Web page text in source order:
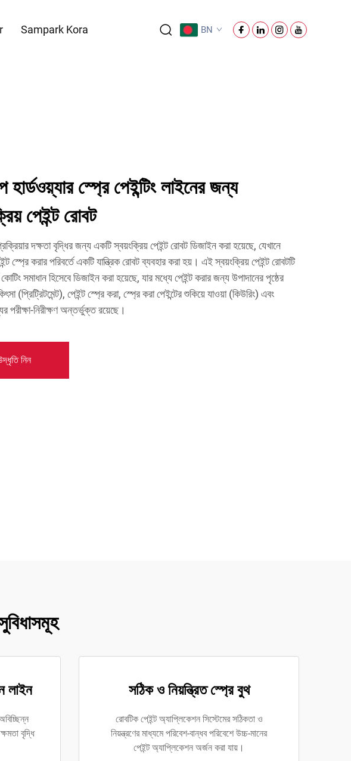
Sampark Kora BN
হার্ডওয়্যার স্প্রে পেইন্টিং লাইনের জন্য
পেইন্ট রোবট
দক্ষতা বৃদ্ধির জন্য একটি স্বয়ংক্রিয় পেইন্ট রোবট ডিজাইন করা হয়েছে, যেখানে
স্প্রে করার পরিবর্তে একটি যান্ত্রিক রোবট ব্যবহার করা হয়। এই স্বয়ংক্রিয় পেইন্ট রোবটটি
সমাধান হিসেবে ডিজাইন করা হয়েছে, যার মধ্যে পেইন্ট করার জন্য উপাদানের পৃষ্ঠের
(প্রিট্রিটমেন্ট), পেইন্ট স্প্রে করা, স্প্রে করা পেইন্টের শুকিয়ে যাওয়া (কিউরিং) এবং
পরীক্ষা-নিরীক্ষণ অন্তর্ভুক্ত রয়েছে।
নিন
লাইন
বৃদ্ধি
সঠিক ও নিয়ন্ত্রিত স্প্রে বুথ
রোবটিক পেইন্ট অ্যাপ্লিকেশন সিস্টেমের সঠিকতা ও
নিয়ন্ত্রণের মাধ্যমে পরিবেশ-বান্ধব পরিবেশে উচ্চ-মানের
পেইন্ট অ্যাপ্লিকেশন অর্জন করা যায়।